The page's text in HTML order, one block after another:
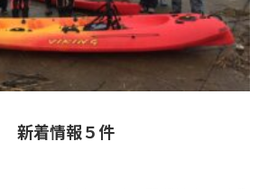
新着情報５件